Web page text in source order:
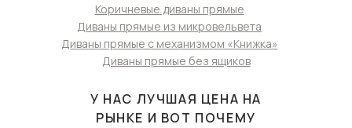
Коричневые диваны прямые
Диваны прямые из микровельвета
Диваны прямые с механизмом «Книжка»
Диваны прямые без ящиков
У НАС ЛУЧШАЯ ЦЕНА НА
РЫНКЕ И ВОТ ПОЧЕМУ